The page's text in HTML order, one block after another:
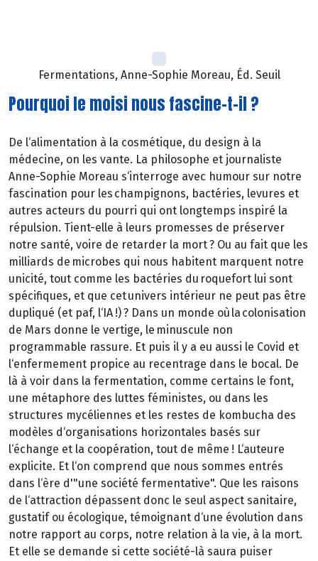
Fermentations, Anne-Sophie Moreau, Éd. Seuil
Pourquoi le moisi nous fascine-t-il ?
De l‘alimentation à la cosmétique, du design à la
médecine, on les vante. La philosophe et journaliste
Anne-Sophie Moreau s‘interroge avec humour sur notre
fascination pour les champignons, bactéries, levures et
autres acteurs du pourri qui ont longtemps inspiré la
répulsion. Tient-elle à leurs promesses de préserver
notre santé, voire de retarder la mort ? Ou au fait que les
milliards de microbes qui nous habitent marquent notre
unicité, tout comme les bactéries du roquefort lui sont
spécifiques, et que cet univers intérieur ne peut pas être
dupliqué (et paf, l‘IA !) ? Dans un monde où la colonisation
de Mars donne le vertige, le minuscule non
programmable rassure. Et puis il y a eu aussi le Covid et
l‘enfermement propice au recentrage dans le bocal. De
là à voir dans la fermentation, comme certains le font,
une métaphore des luttes féministes, ou dans les
structures mycéliennes et les restes de kombucha des
modèles d‘organisations horizontales basés sur
l‘échange et la coopération, tout de même ! L‘auteure
explicite. Et l‘on comprend que nous sommes entrés
dans l‘ère d'"une société fermentative". Que les raisons
de l‘attraction dépassent donc le seul aspect sanitaire,
gustatif ou écologique, témoignant d‘une évolution dans
notre rapport au corps, notre relation à la vie, à la mort.
Et elle se demande si cette société-là saura puiser